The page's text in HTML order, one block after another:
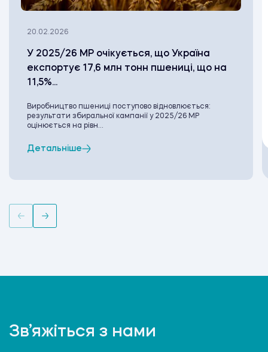
20.02.2026
У 2025/26 МР очікується, що Україна
експортує 17,6 млн тонн пшениці, що на
11,5%...
Виробництво пшениці поступово відновлюється:
результати збиральної кампанії у 2025/26 МР
оцінюється на рівн...
Детальніше
Зв’яжіться з нами